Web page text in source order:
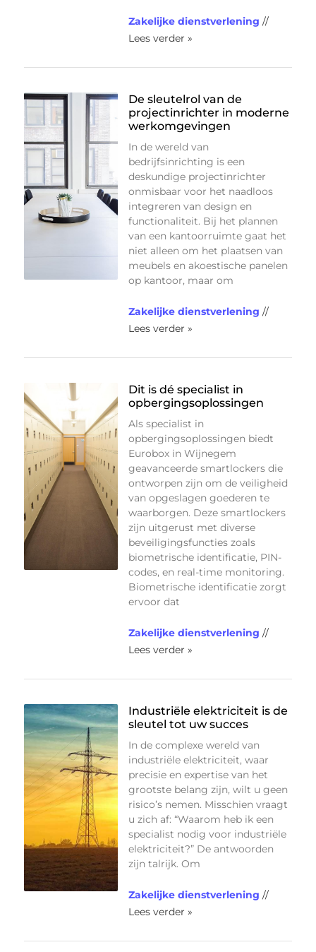
Zakelijke dienstverlening //
Lees verder »
De sleutelrol van de
projectinrichter in moderne
werkomgevingen
In de wereld van
bedrijfsinrichting is een
deskundige projectinrichter
onmisbaar voor het naadloos
integreren van design en
functionaliteit. Bij het plannen
van een kantoorruimte gaat het
niet alleen om het plaatsen van
meubels en akoestische panelen
op kantoor, maar om
Zakelijke dienstverlening //
Lees verder »
Dit is dé specialist in
opbergingsoplossingen
Als specialist in
opbergingsoplossingen biedt
Eurobox in Wijnegem
geavanceerde smartlockers die
ontworpen zijn om de veiligheid
van opgeslagen goederen te
waarborgen. Deze smartlockers
zijn uitgerust met diverse
beveiligingsfuncties zoals
biometrische identificatie, PIN-
codes, en real-time monitoring.
Biometrische identificatie zorgt
ervoor dat
Zakelijke dienstverlening //
Lees verder »
Industriële elektriciteit is de
sleutel tot uw succes
In de complexe wereld van
industriële elektriciteit, waar
precisie en expertise van het
grootste belang zijn, wilt u geen
risico’s nemen. Misschien vraagt
u zich af: “Waarom heb ik een
specialist nodig voor industriële
elektriciteit?” De antwoorden
zijn talrijk. Om
Zakelijke dienstverlening //
Lees verder »